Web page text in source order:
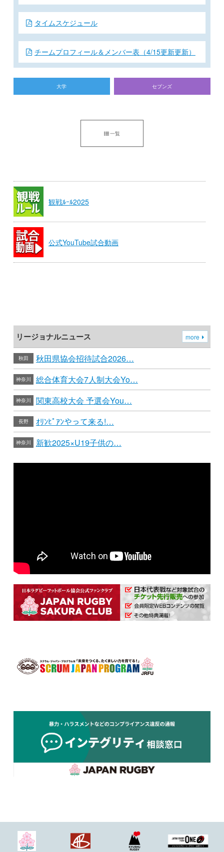
タイムスケジュール
チームプロフィール＆メンバー表（4/15更新更新）
大学 セブンズ
一覧
観戦ﾙｰﾙ2025
公式YouTube試合動画
リージョナルニュース more
秋田 秋田県協会招待試合2026…
神奈川 総合体育大会7人制大会Yo…
神奈川 関東高校大会 予選会You…
長野 ｵﾘﾝﾋﾟｱﾝやって来る!…
神奈川 新歓2025×U19子供の…